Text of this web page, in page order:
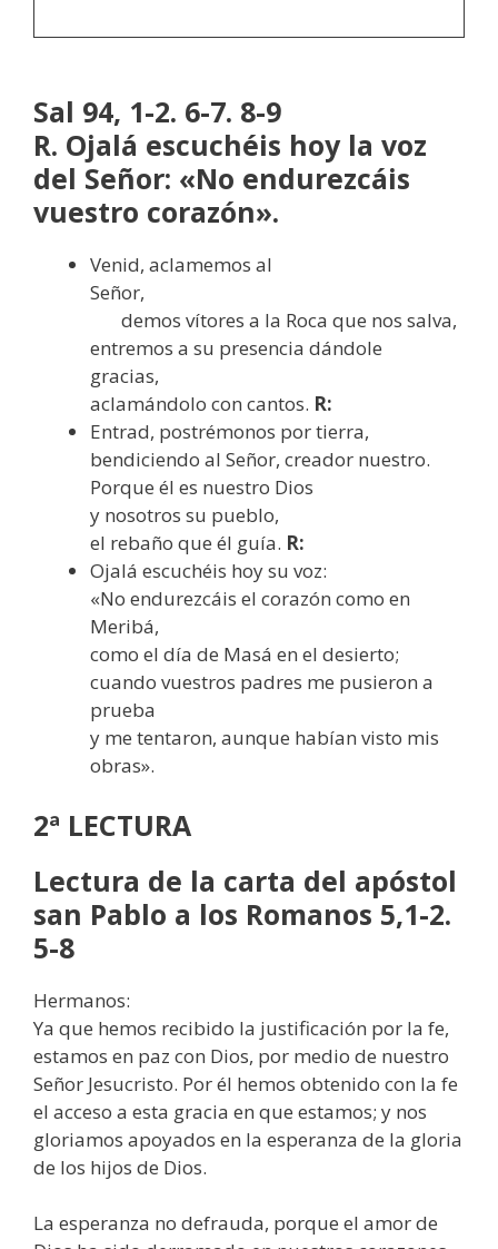
Sal 94, 1-2. 6-7. 8-9
R. Ojalá escuchéis hoy la voz
del Señor: «No endurezcáis
vuestro corazón».
Venid, aclamemos al
Señor,
demos vítores a la Roca que nos salva,
entremos a su presencia dándole
gracias,
aclamándolo con cantos. R:
Entrad, postrémonos por tierra,
bendiciendo al Señor, creador nuestro.
Porque él es nuestro Dios
y nosotros su pueblo,
el rebaño que él guía. R:
Ojalá escuchéis hoy su voz:
«No endurezcáis el corazón como en
Meribá,
como el día de Masá en el desierto;
cuando vuestros padres me pusieron a
prueba
y me tentaron, aunque habían visto mis
obras».
2ª LECTURA
Lectura de la carta del apóstol
san Pablo a los Romanos 5,1-2.
5-8
Hermanos:
Ya que hemos recibido la justificación por la fe,
estamos en paz con Dios, por medio de nuestro
Señor Jesucristo. Por él hemos obtenido con la fe
el acceso a esta gracia en que estamos; y nos
gloriamos apoyados en la esperanza de la gloria
de los hijos de Dios.
La esperanza no defrauda, porque el amor de